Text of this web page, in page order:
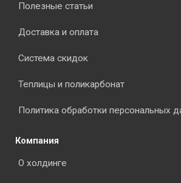
Полезные статьи
Доставка и оплата
Система скидок
Теплицы и поликарбонат
Политика обработки персональных
Компания
О холдинге